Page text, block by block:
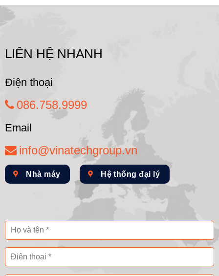
LIÊN HỆ NHANH
Điện thoại
086.758.9999
Email
info@vinatechgroup.vn
Nhà máy Hệ thống đại lý